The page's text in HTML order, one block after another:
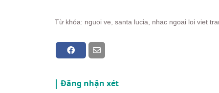
Từ khóa: nguoi ve, santa lucia, nhac ngoai loi viet
Đăng nhận xét